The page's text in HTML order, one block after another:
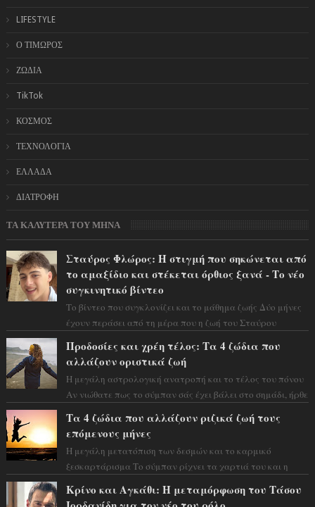
LIFESTYLE
Ο ΤΙΜΩΡΟΣ
ΖΩΔΙΑ
TikTok
ΚΟΣΜΟΣ
ΤΕΧΝΟΛΟΓΙΑ
ΕΛΛΑΔΑ
ΔΙΑΤΡΟΦΗ
ΤΑ ΚΑΛΥΤΕΡΑ ΤΟΥ ΜΗΝΑ
Σταύρος Φλώρος: Η στιγμή που σηκώνεται από
το αμαξίδιο και στέκεται όρθιος ξανά - Το νέο
συγκινητικό βίντεο
Το βίντεο που συγκλονίζει και το μάθημα ζωής Δύο μήνες
έχουν περάσει από τη μέρα που η ζωή του Σταύρου
Προδοσίες και χρέη τέλος: Τα 4 ζώδια που
αλλάζουν οριστικά ζωή
Η μεγάλη αστρολογική ανατροπή και το τέλος του πόνου
Αν νιώθατε πως το σύμπαν σάς έχει βάλει στο σημάδι, ήρθε
Τα 4 ζώδια που αλλάζουν ριζικά ζωή τους
επόμενους μήνες
Η μεγάλη μετατόπιση των δεσμών και το καρμικό
ξεσκαρτάρισμα Το σύμπαν ρίχνει τα χαρτιά του και η
Κρίνο και Αγκάθι: Η μεταμόρφωση του Τάσου